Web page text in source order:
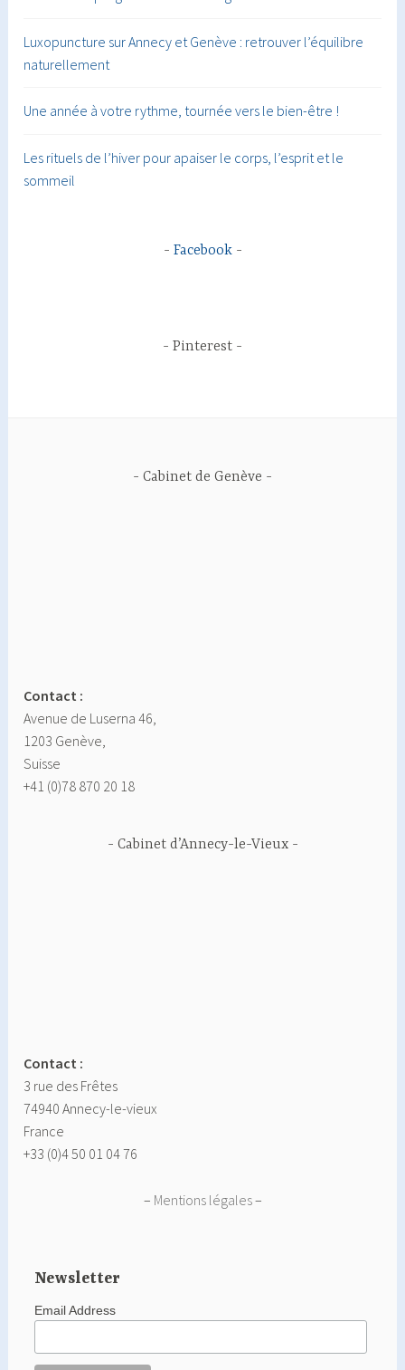
Luxopuncture sur Annecy et Genève : retrouver l’équilibre
naturellement
Une année à votre rythme, tournée vers le bien-être !
Les rituels de l’hiver pour apaiser le corps, l’esprit et le
sommeil
Facebook
Pinterest
Cabinet de Genève
Contact :
Avenue de Luserna 46,
1203 Genève,
Suisse
+41 (0)78 870 20 18
Cabinet d’Annecy-le-Vieux
Contact :
3 rue des Frêtes
74940 Annecy-le-vieux
France
+33 (0)4 50 01 04 76
– Mentions légales–
Newsletter
Email Address